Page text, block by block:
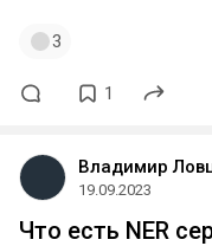
3
1
Владимир
19.09.2023
Что есть NER